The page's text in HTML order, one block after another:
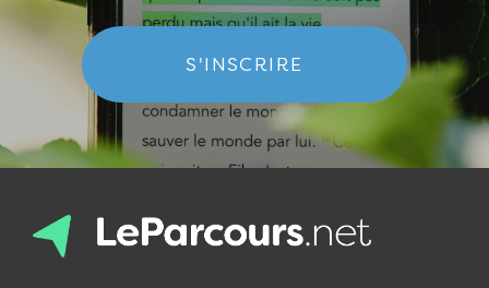
S'INSCRIRE